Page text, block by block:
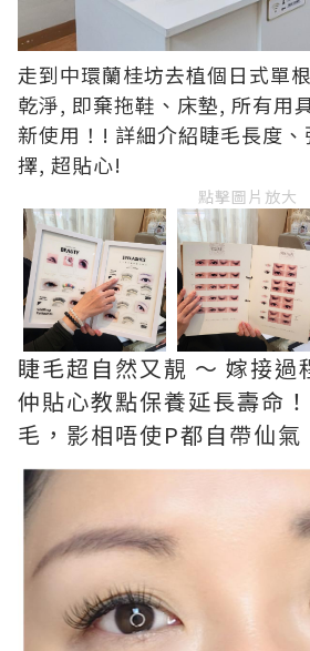
走到中環蘭桂坊去植個日式單
乾淨, 即棄拖鞋、床墊, 所有用
新使用！! 詳細介紹睫毛長度
擇, 超貼心!
點擊圖片放大
睫毛超自然又靚 ～ 嫁接過
仲貼心教點保養延長壽命
毛，影相唔使P都自帶仙氣